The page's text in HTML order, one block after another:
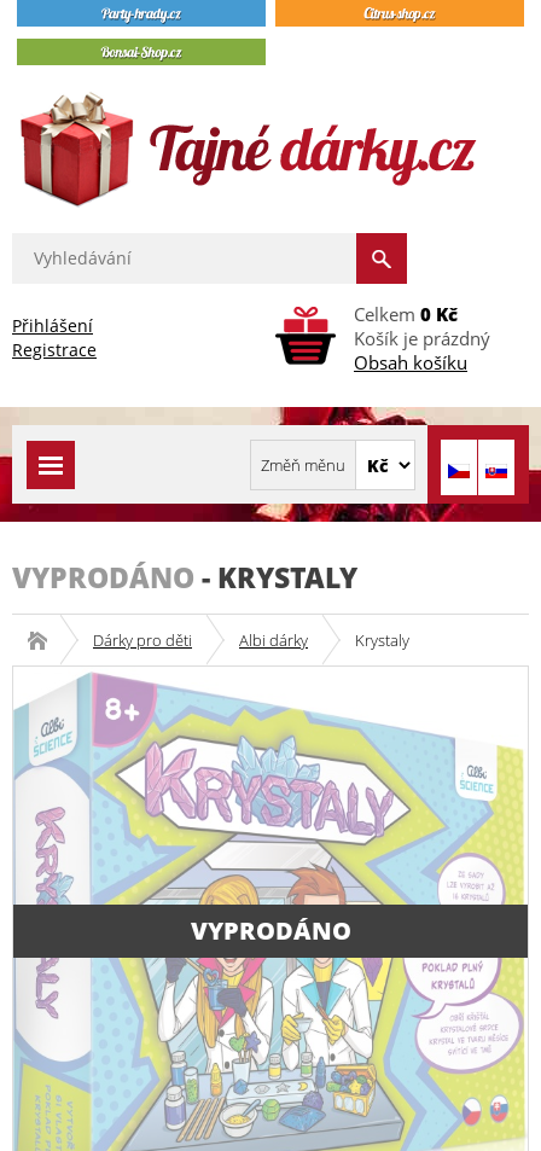
Přihlášení
Registrace
Celkem 0 Kč
Košík je prázdný
Obsah košíku
VYPRODÁNO - KRYSTALY
Dárky pro děti Albi dárky Krystaly
VYPRODÁNO